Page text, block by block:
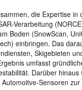
die Expertise in
Verarbeitung
Boden (SnowScan,
einbringen. Das
Skigebieten
umfasst
Darüber hinaus
Sensoren